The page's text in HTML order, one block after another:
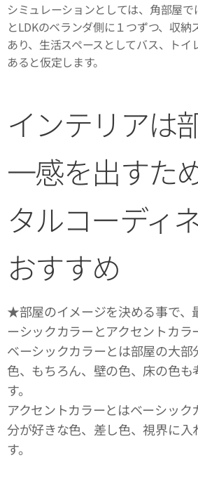
シミュレーションとしては、角部屋
とLDKのベランダ側に１つずつ、収納
あり、生活スペースとしてバス、トイ
あると仮定します。
インテリアは
一感を出すた
タルコーディ
おすすめ
★部屋のイメージを決める事で、
ーシックカラーとアクセントカラ
ベーシックカラーとは部屋の大部
色、もちろん、壁の色、床の色も
す。
アクセントカラーとはベーシック
分が好きな色、差し色、視界に入
す。